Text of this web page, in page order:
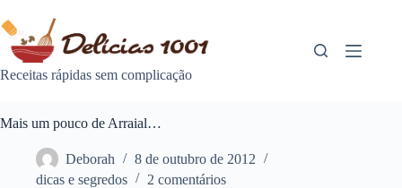
para
conteúdo
Receitas rápidas sem complicação
Mais um pouco de Arraial…
Deborah
8 de outubro de 2012
dicas e segredos
2 comentários